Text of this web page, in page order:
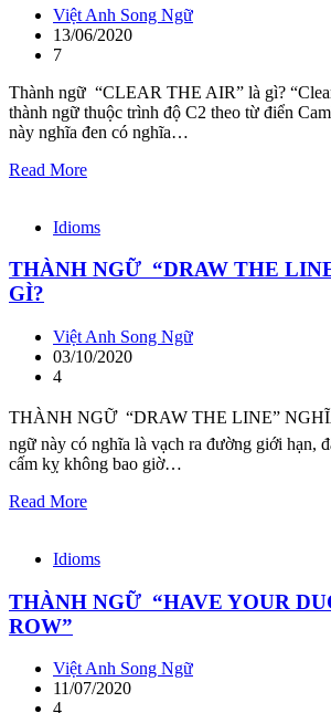
Việt Anh Song Ngữ
13/06/2020
7
Thành ngữ “CLEAR THE AIR” là gì?
thành ngữ thuộc trình độ C2 theo từ điển
này nghĩa đen có nghĩa…
Read More
Idioms
THÀNH NGỮ “DRAW THE
GÌ?
Việt Anh Song Ngữ
03/10/2020
4
THÀNH NGỮ “DRAW THE LINE”
ngữ này có nghĩa là vạch ra đường giới hạn,
cấm kỵ không bao giờ…
Read More
Idioms
THÀNH NGỮ “HAVE YOUR
ROW”
Việt Anh Song Ngữ
11/07/2020
4